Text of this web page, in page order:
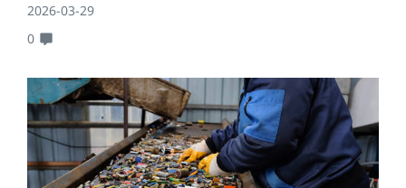
2026-03-29
0